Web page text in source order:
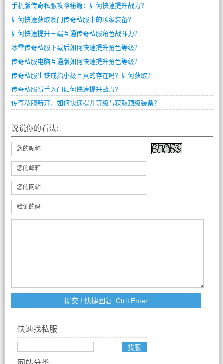
手机版传奇私服攻略秘籍：如何快速提升战力？
如何快速获取澳门传奇私服中的顶级装备？
如何快速提升三端互通传奇私服角色战斗力？
冰雪传奇私服下载后如何快速提升角色等级？
传奇私服电脑互通版如何快速提升角色等级？
传奇私服生铁戒指小极品真的存在吗？如何获取？
传奇私服新手入门如何快速提升战力？
传奇私服新开，如何快速提升等级与获取顶级装备？
说说你的看法:
您的昵称
您的邮箱
您的网站
验证的码
快速找私服